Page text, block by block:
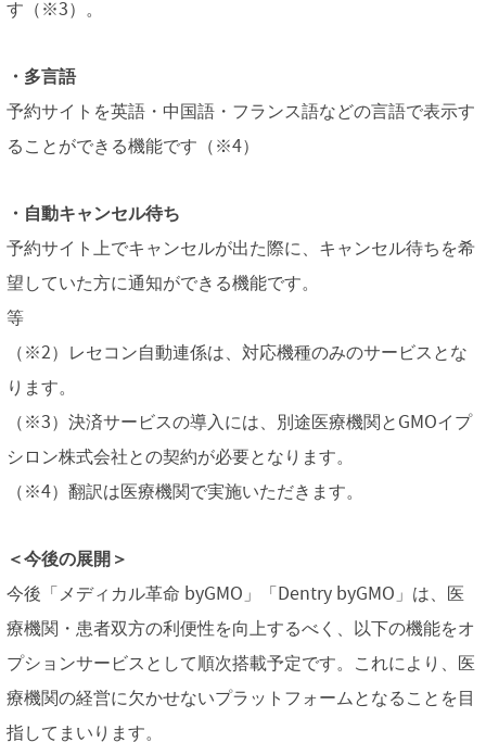
す（※3）。
・多言語
予約サイトを英語・中国語・フランス語などの言語で表示す
ることができる機能です（※4）
・自動キャンセル待ち
予約サイト上でキャンセルが出た際に、キャンセル待ちを希
望していた方に通知ができる機能です。
等
（※2）レセコン自動連係は、対応機種のみのサービスとな
ります。
（※3）決済サービスの導入には、別途医療機関とGMOイプ
シロン株式会社との契約が必要となります。
（※4）翻訳は医療機関で実施いただきます。
＜今後の展開＞
今後「メディカル革命 byGMO」「Dentry byGMO」は、医
療機関・患者双方の利便性を向上するべく、以下の機能をオ
プションサービスとして順次搭載予定です。これにより、医
療機関の経営に欠かせないプラットフォームとなることを目
指してまいります。